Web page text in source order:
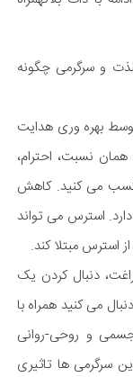
و سرگرمی چگونه
بهره وری هدایت
نسبت، احترام،
می کنید. کاهش
استرس می تواند
استرس مبتلا کند.
دنبال کردن یک
می کنید همراه با
و روحی-روانی
سرگرمی ها تاثیری